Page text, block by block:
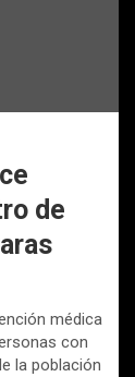
de
médica
con
la población